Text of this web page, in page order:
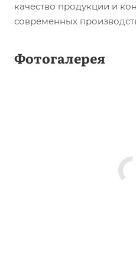
качество продукции и
современных
Фотогалерея